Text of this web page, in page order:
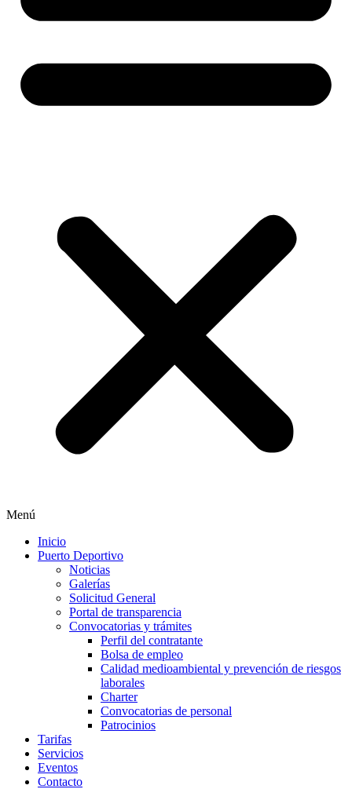
Menú
Inicio
Puerto Deportivo
Noticias
Galerías
Solicitud General
Portal de transparencia
Convocatorias y trámites
Perfil del contratante
Bolsa de empleo
Calidad medioambiental y prevención de riesgos
laborales
Charter
Convocatorias de personal
Patrocinios
Tarifas
Servicios
Eventos
Contacto